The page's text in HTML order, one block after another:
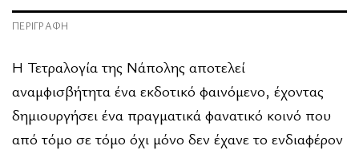
ΠΕΡΙΓΡΑΦΉ
Η Τετραλογία της Νάπολης αποτελεί
αναμφισβήτητα ένα εκδοτικό φαινόμενο, έχοντας
δημιουργήσει ένα πραγματικά φανατικό κοινό που
από τόμο σε τόμο όχι μόνο δεν έχανε το ενδιαφέρον